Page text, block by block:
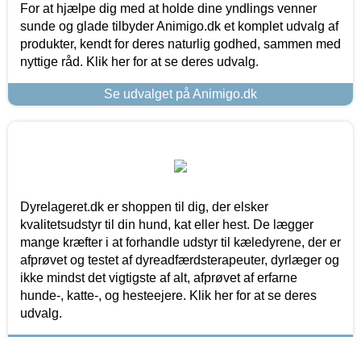
For at hjælpe dig med at holde dine yndlings venner
sunde og glade tilbyder Animigo.dk et komplet udvalg af
produkter, kendt for deres naturlig godhed, sammen med
nyttige råd. Klik her for at se deres udvalg.
Se udvalget på Animigo.dk
Dyrelageret.dk er shoppen til dig, der elsker
kvalitetsudstyr til din hund, kat eller hest. De lægger
mange kræfter i at forhandle udstyr til kæledyrene, der er
afprøvet og testet af dyreadfærdsterapeuter, dyrlæger og
ikke mindst det vigtigste af alt, afprøvet af erfarne
hunde-, katte-, og hesteejere. Klik her for at se deres
udvalg.